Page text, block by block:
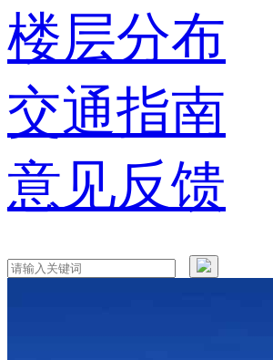
楼层分布
交通指南
意见反馈